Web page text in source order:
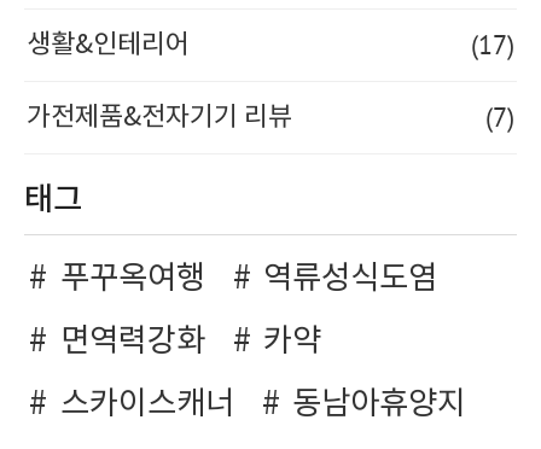
생활&인테리어 (17)
가전제품&전자기기 리뷰 (7)
태그
푸꾸옥여행
역류성식도염
면역력강화
카약
스카이스캐너
동남아휴양지